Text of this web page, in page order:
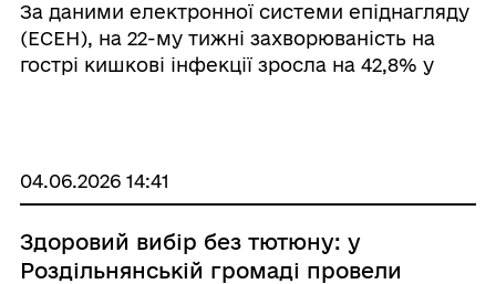
За даними електронної системи епіднагляду
(ЕСЕН), на 22-му тижні захворюваність на
гострі кишкові інфекції зросла на 42,8% у
04.06.2026 14:41
Здоровий вибір без тютюну: у
Роздільнянській громаді провели